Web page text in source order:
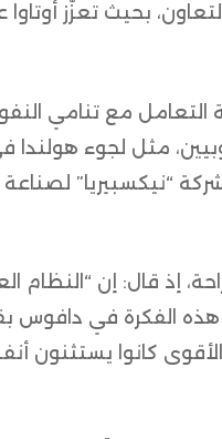
بحيث تعزّز أوتاوا
التعامل مع تنامي
مثل لجوء هولندا
“نيكسبيريا” لصناعة
إذ قال: إن “النظام
الفكرة في دافوس
كانوا يستثنون